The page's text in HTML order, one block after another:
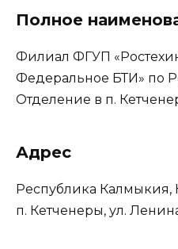
Полное
Филиал ФГУП
Федеральное БТИ» по
Отделение в п.
Адрес
Республика Калмыкия,
п. Кетченеры, ул.